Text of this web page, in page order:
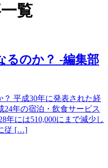
覧
るのか？ -編集部
？ 平成30年に発表された経
年の宿泊・飲食サービス
年には510,000にまで減少し
従 […]